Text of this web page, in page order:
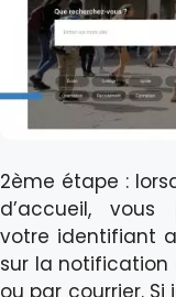
2ème étape :
d’accueil,
votre identifiant
sur la notification
ou par courrier. Si